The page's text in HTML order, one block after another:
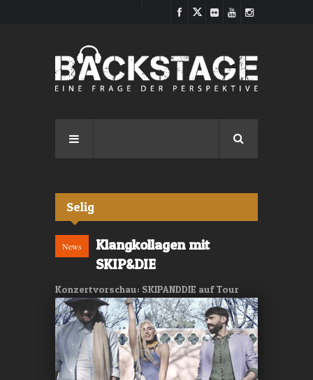
Selig
News
Klangkollagen mit
SKIP&DIE
Konzertvorschau: SKIPANDDIE auf Tour